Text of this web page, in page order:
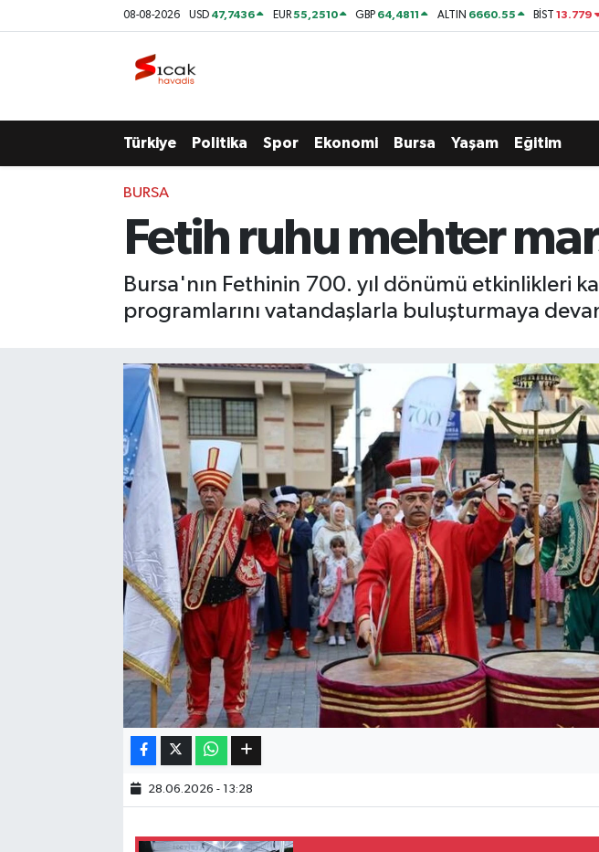
08-08-2026 USD 47,7436 EUR55,2510 GBP 64,4811 ALTIN 6660.55 BİST13.779
Türkiye Politika Spor Ekonomi Bursa Yaşam Eğitim
BURSA
Fetih ruhu mehter
Bursa'nın Fethinin 700. yıl dönümü etkinlikleri
programlarını vatandaşlarla buluşturmaya
28.06.2026 - 13:28
Kültür & Sanat
Nöbetçi Eczaneler
Tüm Manşetler